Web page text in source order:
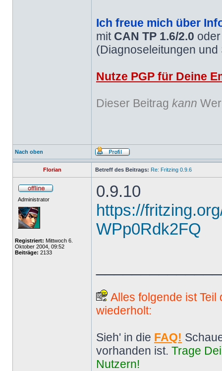
Ich freue mich über
mit CAN TP 1.6/2.0
(Diagnoseleitungen
Nutze PGP für Deine
Dieser Beitrag kann
Nach oben
Florian Betreff des Beitrags: Re: Fritzing 0.9.6
Administrator
Registriert: Mittwoch 6.
Oktober 2004, 09:52
Beiträge: 2133
0.9.10
https://
WPp0Rdk2FQ
Alles folgende ist
wiederholt:
Sieh' in die FAQ!
vorhanden ist. Trage
Nutzern!